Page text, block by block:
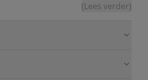
(Lees verder)